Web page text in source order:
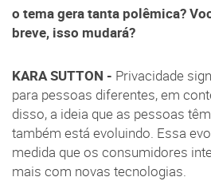
o tema gera tanta polêmica?
breve, isso mudará?
KARA SUTTON - Privacidade
para pessoas diferentes, em
disso, a ideia que as pessoas
também está evoluindo. Essa
medida que os consumidores
mais com novas tecnologias.